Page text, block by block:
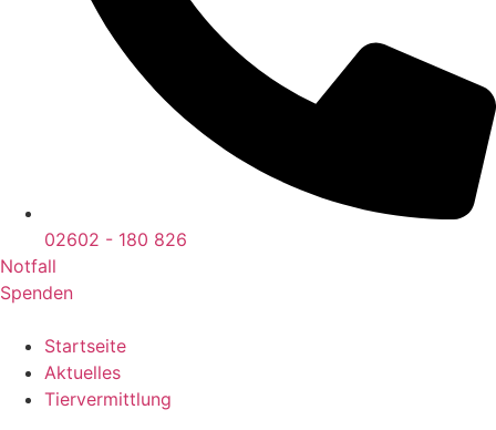
02602 - 180 826
Notfall
Spenden
Startseite
Aktuelles
Tiervermittlung